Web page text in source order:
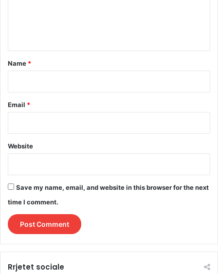
*
Name *
Email *
Website
Save my name, email, and website in this browser for the next
time I comment.
Rrjetet sociale